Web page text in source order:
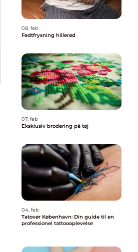
08. feb
Fedtfrysning hillerød
07. feb
Eksklusiv brodering på tøj
04. feb
Tatovør København: Din guide til en
professionel tattoooplevelse